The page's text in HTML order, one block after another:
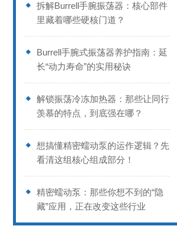
拆解Burrell手腕振荡器：核心部件
里藏着哪些硬核门道？
Burrell手腕式振荡器养护指南：延
长“动力寿命”的实用秘诀
解锁振荡冷冻加热器：那些让同行
羡慕的特点，到底强在哪？
想搞懂精密蠕动泵的运作逻辑？先
看清这组核心组成部分！
精密蠕动泵：那些你想不到的“隐
藏”应用，正在改变这些行业